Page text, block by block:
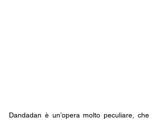
Dandadan è un’opera molto peculiare, che